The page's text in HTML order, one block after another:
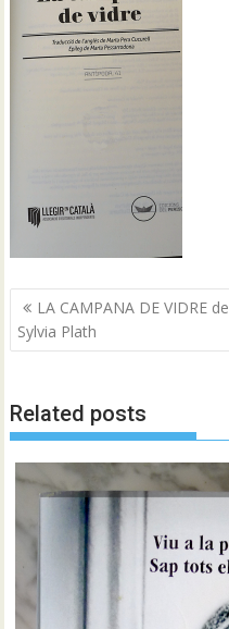
Navegació
d'entrades
LA CAMPANA DE VIDRE de
Sylvia Plath
Related posts